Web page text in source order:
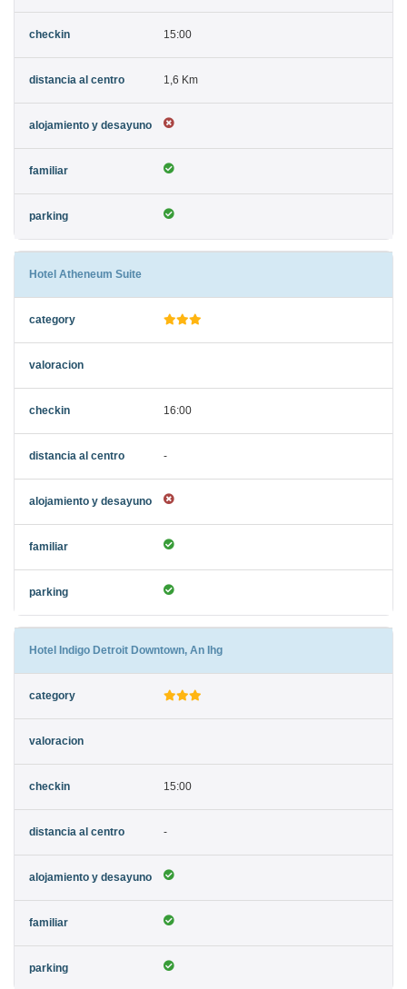
15:00
1,6 Km
Hotel Atheneum Suite
16:00
-
Hotel Indigo Detroit Downtown, An Ihg
15:00
-